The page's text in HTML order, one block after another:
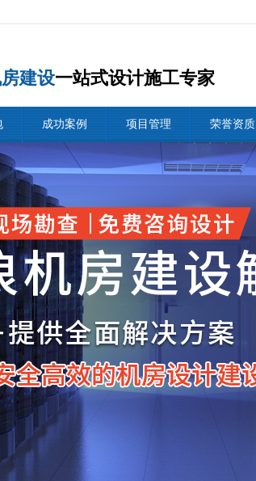
建设一站式设计施工专家
成功案例 项目管理 荣誉资质